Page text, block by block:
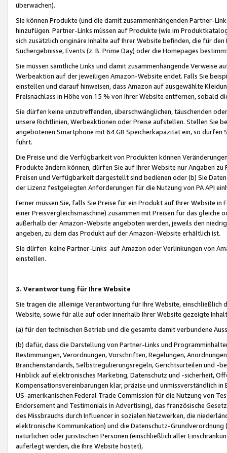
überwachen).
Sie können Produkte (und die damit zusammenhängenden Partner-
hinzufügen. Partner-Links müssen auf Produkte (wie im
sich zusätzlich originäre Inhalte auf Ihrer Website befinden, die für
Suchergebnisse, Events (z. B. Prime Day) oder die Homepages
Sie müssen sämtliche Links und damit zusammenhängende
Werbeaktion auf der jeweiligen Amazon-Website endet. Falls Sie
einstellen und darauf hinweisen, dass Amazon auf ausgewählte
Preisnachlass in Höhe von 15 % von Ihrer Website entfernen, sobald
Sie dürfen keine unzutreffenden, überschwänglichen, täuschenden
unsere Richtlinien, Werbeaktionen oder Preise aufstellen. Stellen Sie
angebotenen Smartphone mit 64 GB Speicherkapazität ein, so dürfen
führt.
Die Preise und die Verfügbarkeit von Produkten können
Produkte ändern können, dürfen Sie auf Ihrer Website nur Angaben
Preisen und Verfügbarkeit dargestellt sind bedienen oder (b) Sie
der Lizenz festgelegten Anforderungen für die Nutzung von PA API
Ferner müssen Sie, falls Sie Preise für ein Produkt auf Ihrer Website
einer Preisvergleichsmaschine) zusammen mit Preisen für das
außerhalb der Amazon-Website angeboten werden, jeweils den
angeben, zu dem das Produkt auf der Amazon-Website erhältlich ist.
Sie dürfen keine Partner-Links auf Amazon oder Verlinkungen von
einstellen.
3. Verantwortung für Ihre Website
Sie tragen die alleinige Verantwortung für Ihre Website,
Website, sowie für alle auf oder innerhalb Ihrer Website gezeigte
(a) für den technischen Betrieb und die gesamte damit verbundene
(b) dafür, dass die Darstellung von Partner-Links und
Bestimmungen, Verordnungen, Vorschriften, Regelungen,
Branchenstandards, Selbstregulierungsregeln, Gerichtsurteilen und -
Hinblick auf elektronisches Marketing, Datenschutz und -sicherheit,
Kompensationsvereinbarungen klar, präzise und unmissverständlich
US-amerikanischen Federal Trade Commission für die Nutzung von
Endorsement and Testimonials in Advertising), das französische
des Missbrauchs durch Influencer in sozialen Netzwerken, die
elektronische Kommunikation) und die Datenschutz-
natürlichen oder juristischen Personen (einschließlich aller
auferlegt werden, die Ihre Website hostet),